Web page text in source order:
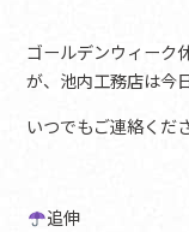
ゴールデンウィーク
が、池内工務店は今
いつでもご連絡くだ
追伸